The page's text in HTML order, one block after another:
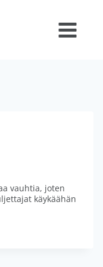
vauhtia, joten
käykäähän